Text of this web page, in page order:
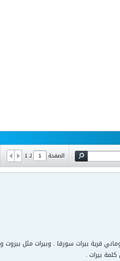
الصفحة لـ1
قرية بيرات سورقا . وبيرات مثل بيروت
بيرات .